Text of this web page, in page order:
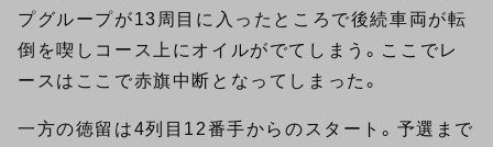
プグループが13周目に入ったところで後続車両が転
倒を喫しコース上にオイルがでてしまう。ここでレ
ースはここで赤旗中断となってしまった。
一方の徳留は4列目12番手からのスタート。予選まで